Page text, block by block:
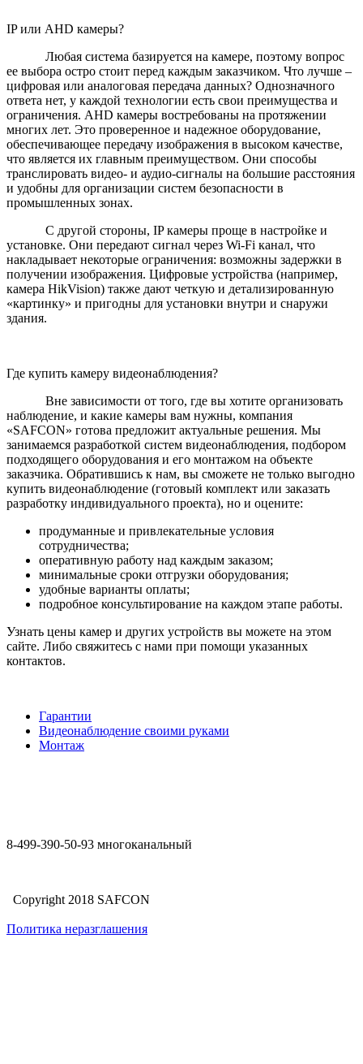
IP или AHD камеры?
Любая система базируется на камере, поэтому вопрос
ее выбора остро стоит перед каждым заказчиком. Что лучше –
цифровая или аналоговая передача данных? Однозначного
ответа нет, у каждой технологии есть свои преимущества и
ограничения. AHD камеры востребованы на протяжении
многих лет. Это проверенное и надежное оборудование,
обеспечивающее передачу изображения в высоком качестве,
что является их главным преимуществом. Они способы
транслировать видео- и аудио-сигналы на большие расстояния
и удобны для организации систем безопасности в
промышленных зонах.
С другой стороны, IP камеры проще в настройке и
установке. Они передают сигнал через Wi-Fi канал, что
накладывает некоторые ограничения: возможны задержки в
получении изображения. Цифровые устройства (например,
камера HikVision) также дают четкую и детализированную
«картинку» и пригодны для установки внутри и снаружи
здания.
Где купить камеру видеонаблюдения?
Вне зависимости от того, где вы хотите организовать
наблюдение, и какие камеры вам нужны, компания
«SAFCON» готова предложит актуальные решения. Мы
занимаемся разработкой систем видеонаблюдения, подбором
подходящего оборудования и его монтажом на объекте
заказчика. Обратившись к нам, вы сможете не только выгодно
купить видеонаблюдение (готовый комплект или заказать
разработку индивидуального проекта), но и оцените:
продуманные и привлекательные условия
сотрудничества;
оперативную работу над каждым заказом;
минимальные сроки отгрузки оборудования;
удобные варианты оплаты;
подробное консультирование на каждом этапе работы.
Узнать цены камер и других устройств вы можете на этом
сайте. Либо свяжитесь с нами при помощи указанных
контактов.
Гарантии
Видеонаблюдение своими руками
Монтаж
8-499-390-50-93 многоканальный
Copyright 2018 SAFCON
Политика неразглашения